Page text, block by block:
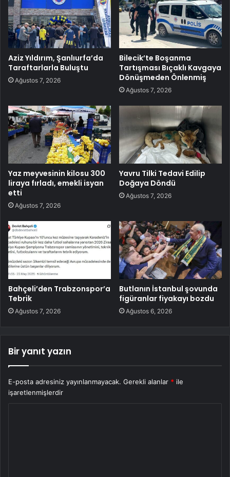
Aziz Yıldırım, Şanlıurfa’da
Taraftarlarla Buluştu
Ağustos 7, 2026
Bilecik’te Boşanma
Tartışması Bıçaklı Kavgaya
Dönüşmeden Önlenmiş
Ağustos 7, 2026
Yaz meyvesinin kilosu 300
liraya fırladı, emekli isyan
etti
Ağustos 7, 2026
Yavru Tilki Tedavi Edilip
Doğaya Döndü
Ağustos 7, 2026
Bahçeli’den Trabzonspor’a
Tebrik
Ağustos 7, 2026
Butlanın İstanbul şovunda
figüranlar fiyakayı bozdu
Ağustos 6, 2026
Bir yanıt yazın
E-posta adresiniz yayınlanmayacak. Gerekli alanlar * ile
işaretlenmişlerdir